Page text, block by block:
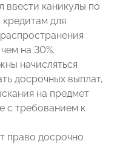
ввести каникулы по
для
на 30%.
начисляться
досрочных выплат,
на предмет
с требованием к
право досрочно